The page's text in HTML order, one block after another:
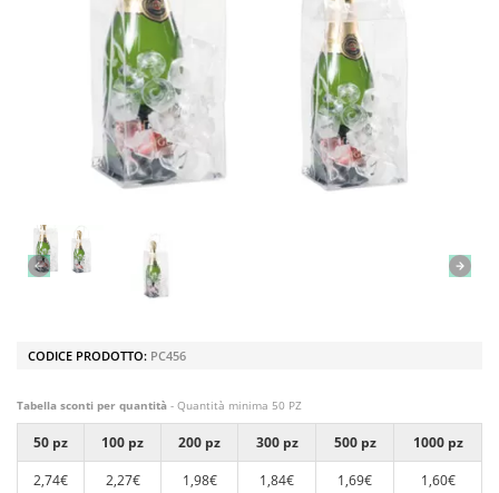
CODICE PRODOTTO: PC456
Tabella sconti per quantità - Quantità minima 50 PZ
50 pz 100 pz 200 pz 300 pz 500 pz
1000 pz
2,74€
2,27€ 1,98€ 1,84€ 1,69€ 1,60€